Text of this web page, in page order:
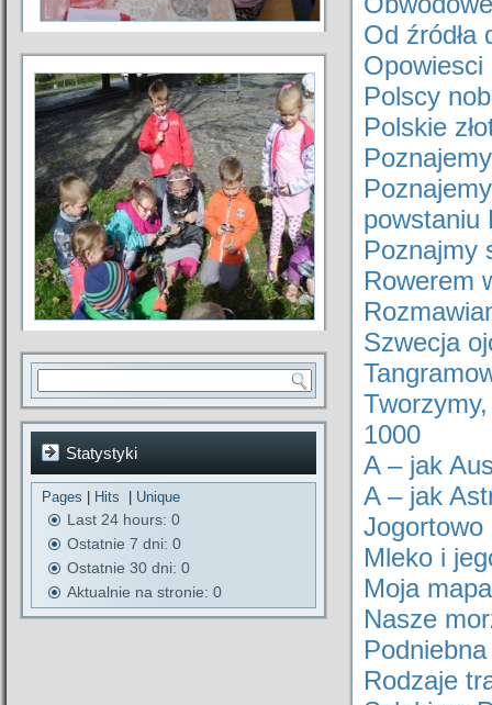
Statystyki
Pages Hits Unique
Last 24 hours: 0
Ostatnie 7 dni: 0
Ostatnie 30 dni: 0
Aktualnie na stronie: 0
Od źródła
Opowiesci
Polscy
Polskie
powstaniu
Poznajmy
Rowerem
Szwecja
1000
A – jak
A – jak
Jogortowo
Mleko i
Moja
Nasze
Rodzaje